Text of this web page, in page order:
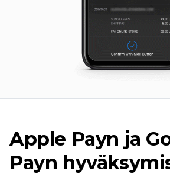
Apple Payn ja
Payn